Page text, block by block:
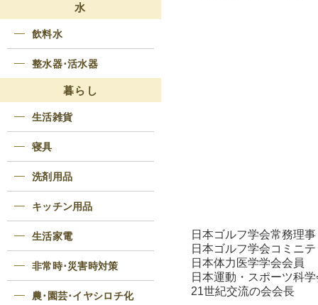
日本ゴルフ学会常務理事
日本ゴルフ学会コミニ
日本体力医学学会会員
日本運動・スポーツ科
21世紀交流の会会長
水
飲料水
整水器･活水器
暮らし
生活雑貨
寝具
洗剤用品
キッチン用品
生活家電
非常時･災害時対策
農･園芸･イヤシロチ化